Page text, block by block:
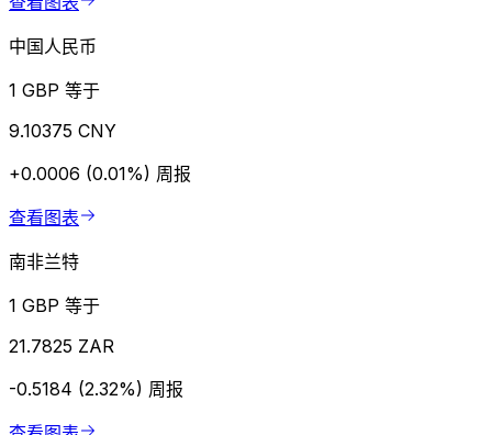
中国人民币
1 GBP 等于
9.10375 CNY
+0.0006 (0.01%) 周报
查看图表
南非兰特
1 GBP 等于
21.7825 ZAR
-0.5184 (2.32%) 周报